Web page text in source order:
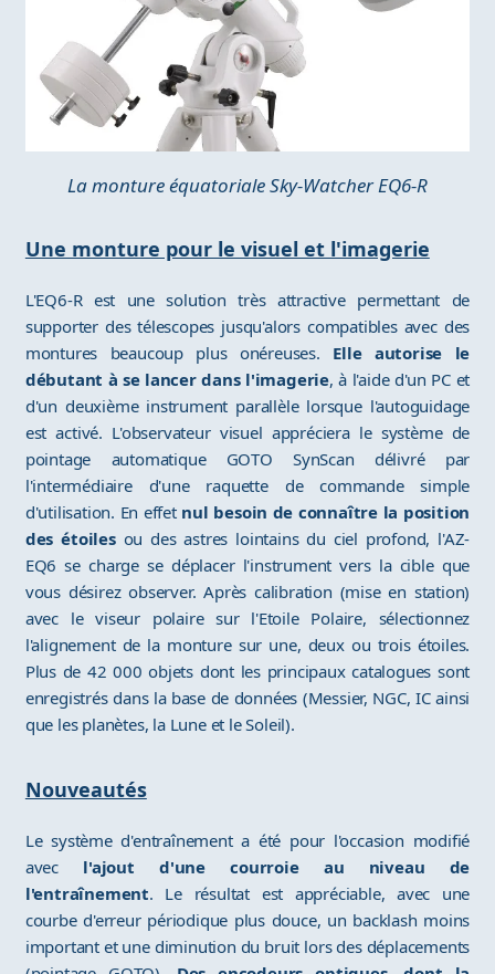
La monture équatoriale Sky-Watcher EQ6-R
Une monture pour le visuel et l'imagerie
L'EQ6-R est une solution très attractive permettant de
supporter des télescopes jusqu'alors compatibles avec des
montures beaucoup plus onéreuses. Elle autorise le
débutant à se lancer dans l'imagerie, à l'aide d'un PC et
d'un deuxième instrument parallèle lorsque l'autoguidage
est activé. L'observateur visuel appréciera le système de
pointage automatique GOTO SynScan délivré par
l'intermédiaire d'une raquette de commande simple
d'utilisation. En effet nul besoin de connaître la position
des étoilesou des astres lointains du ciel profond, l'AZ-
EQ6 se charge se déplacer l'instrument vers la cible que
vous désirez observer. Après calibration (mise en station)
avec le viseur polaire sur l'Etoile Polaire, sélectionnez
l'alignement de la monture sur une, deux ou trois étoiles.
Plus de 42 000 objets dont les principaux catalogues sont
enregistrés dans la base de données (Messier, NGC, IC ainsi
que les planètes, la Lune et le Soleil).
Nouveautés
Le système d'entraînement a été pour l'occasion modifié
avec l'ajout d'une courroie au niveau de
l'entraînement. Le résultat est appréciable, avec une
courbe d'erreur périodique plus douce, un backlash moins
important et une diminution du bruit lors des déplacements